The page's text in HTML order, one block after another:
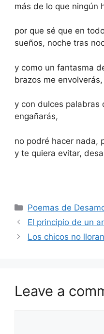
más de lo que ningún
por que sé que en
sueños, noche tras
y como un fantasma
brazos me envolverás,
y con dulces palabras
engañarás,
no podré hacer nada,
y te quiera evitar,
Categories
Poemas de
El principio de un
Los chicos no lloran
Leave a